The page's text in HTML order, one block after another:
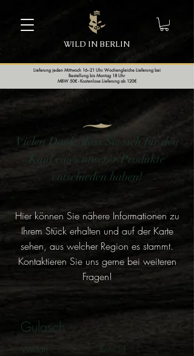
WILD IN BERLIN
Lieferung jeden Mittwoch 16–21 Uhr. Wochengleiche Lieferung bei
Bestellung bis Montag 18 Uhr
MBW 50€ - Kostenlose Lieferung ab 120€
Vielen Dank, dass Sie sich für den
Kauf eines unserer Produkte
entschieden haben!
Hier können Sie nähere Informationen zu
Ihrem Stück erhalten und auf der Karte
sehen, aus welcher Region es stammt.
Kontaktieren Sie uns gerne bei weiteren
Fragen!
Gulasch
Wildart Rotwild